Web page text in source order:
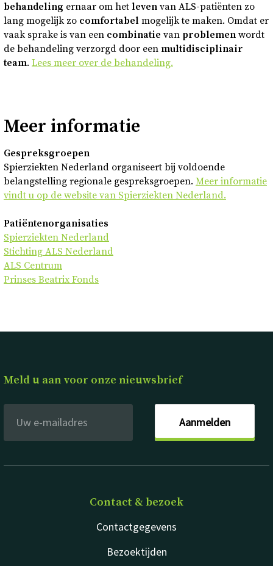
behandeling ernaar om het leven van ALS-patiënten zo
lang mogelijk zo comfortabel mogelijk te maken. Omdat er
vaak sprake is van een combinatie van problemen wordt
de behandeling verzorgd door een multidisciplinair
team. Lees meer over de behandeling.
Meer informatie
Gespreksgroepen
Spierziekten Nederland organiseert bij voldoende
belangstelling regionale gespreksgroepen. Meer informatie
vindt u op de website van Spierziekten Nederland.
Patiëntenorganisaties
Spierziekten Nederland
Stichting ALS Nederland
ALS Centrum
Prinses Beatrix Fonds
Meld u aan voor onze nieuwsbrief
Aanmelden
Contact & bezoek
Contactgegevens
Bezoektijden